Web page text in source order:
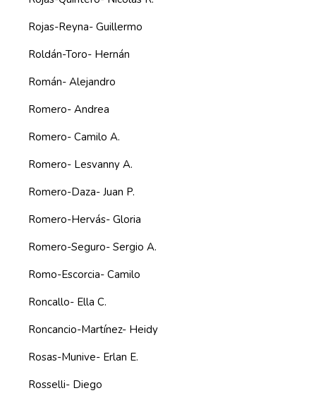
Rojas-Reyna- Guillermo
Roldán-Toro- Hernán
Román- Alejandro
Romero- Andrea
Romero- Camilo A.
Romero- Lesvanny A.
Romero-Daza- Juan P.
Romero-Hervás- Gloria
Romero-Seguro- Sergio A.
Romo-Escorcia- Camilo
Roncallo- Ella C.
Roncancio-Martínez- Heidy
Rosas-Munive- Erlan E.
Rosselli- Diego